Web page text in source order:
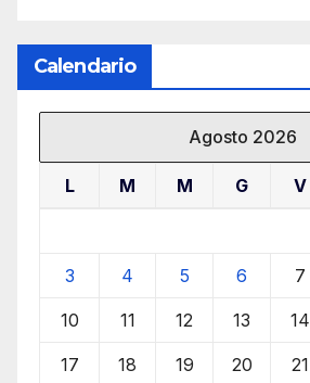
Calendario
Agosto 2026
L M M G V
3 4 5 6 7
10 11 12 13 14
17 18 19 20 21